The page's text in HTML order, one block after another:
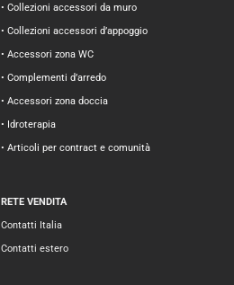
• Collezioni accessori da muro
• Collezioni accessori d’appoggio
• Accessori zona WC
• Complementi d’arredo
• Accessori zona doccia
• Idroterapia
• Articoli per contract e comunità
RETE VENDITA
Contatti Italia
Contatti estero